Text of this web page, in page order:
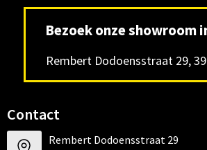
Bezoek onze showroom
Rembert Dodoensstraat 29,
Contact
Rembert Dodoensstraat 29